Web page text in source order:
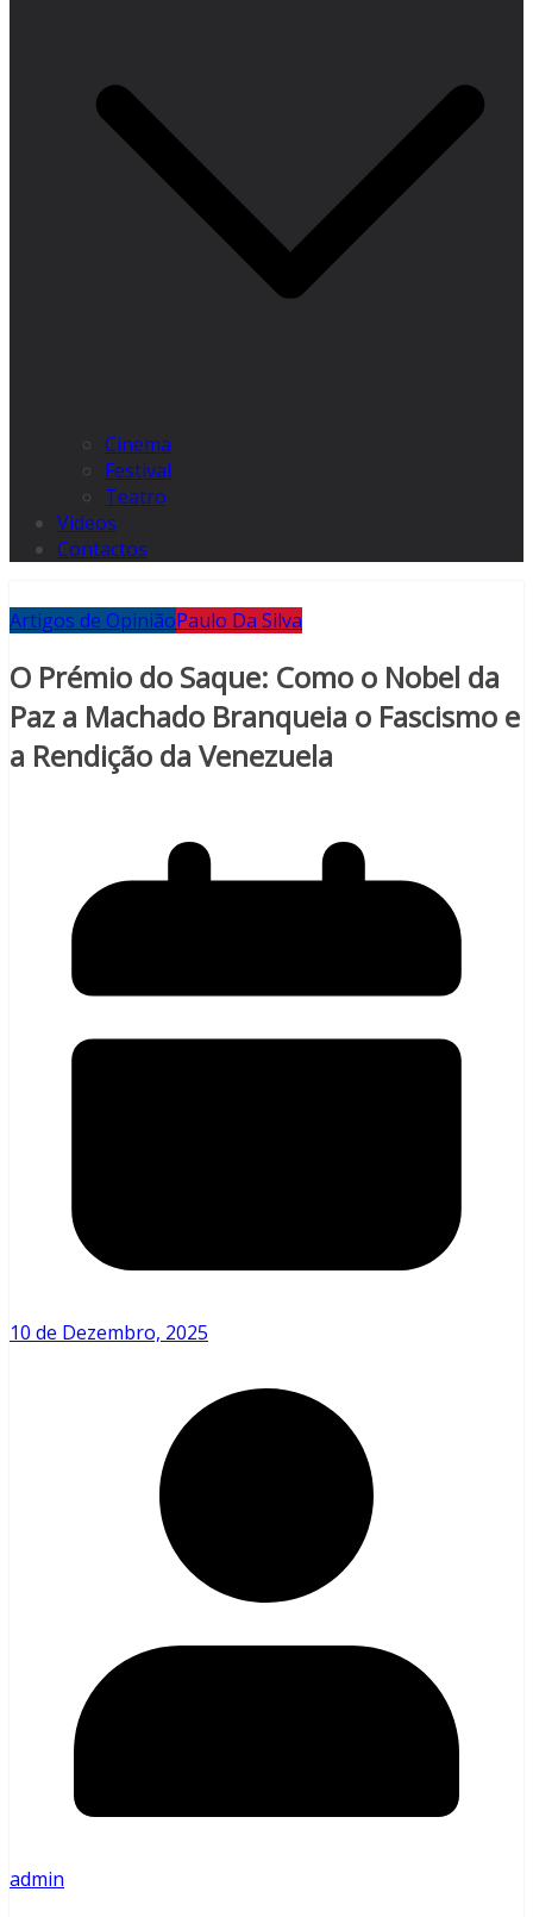
Cinema
Festival
Teatro
Videos
Contactos
Artigos de OpiniãoPaulo Da Silva
O Prémio do Saque: Como o Nobel da
Paz a Machado Branqueia o Fascismo e
a Rendição da Venezuela
10 de Dezembro, 2025
admin